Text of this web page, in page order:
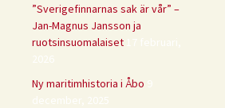
”Sverigefinnarnas sak är vår” –
Jan-Magnus Jansson ja
ruotsinsuomalaiset 17 februari,
2026
Ny maritimhistoria i Åbo 9
december, 2025